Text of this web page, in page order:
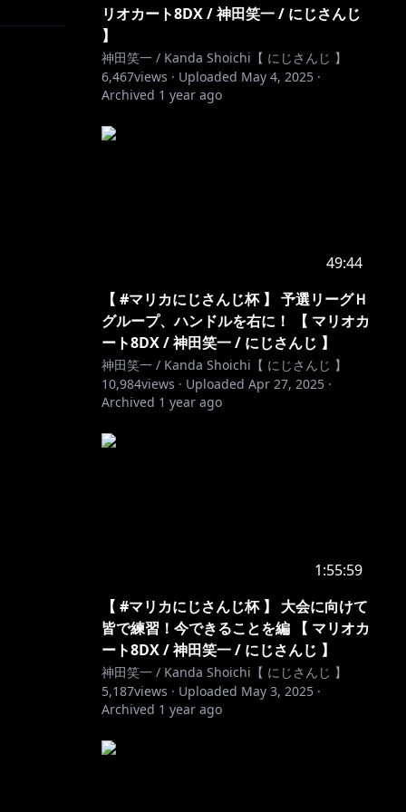
リオカート8DX / 神田笑一 / にじさんじ
】
神田笑一 / Kanda Shoichi【 にじさんじ 】
6,467views · Uploaded May 4, 2025 ·
Archived 1 year ago
49:44
【 #マリカにじさんじ杯 】 予選リーグＨ
グループ、ハンドルを右に！ 【 マリオカ
ート8DX / 神田笑一 / にじさんじ 】
神田笑一 / Kanda Shoichi【 にじさんじ 】
10,984views · Uploaded Apr 27, 2025 ·
Archived 1 year ago
1:55:59
【 #マリカにじさんじ杯 】 大会に向けて
皆で練習！今できることを編 【 マリオカ
ート8DX / 神田笑一 / にじさんじ 】
神田笑一 / Kanda Shoichi【 にじさんじ 】
5,187views · Uploaded May 3, 2025 ·
Archived 1 year ago